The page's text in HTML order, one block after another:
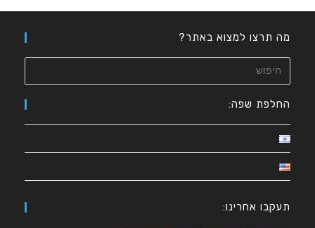
מה תרצו למצוא באתר?
החלפת שפה:
תעקבו אחרינו: